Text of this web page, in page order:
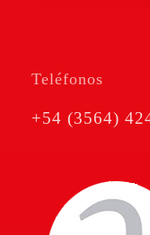
Teléfonos
+54 (3564)